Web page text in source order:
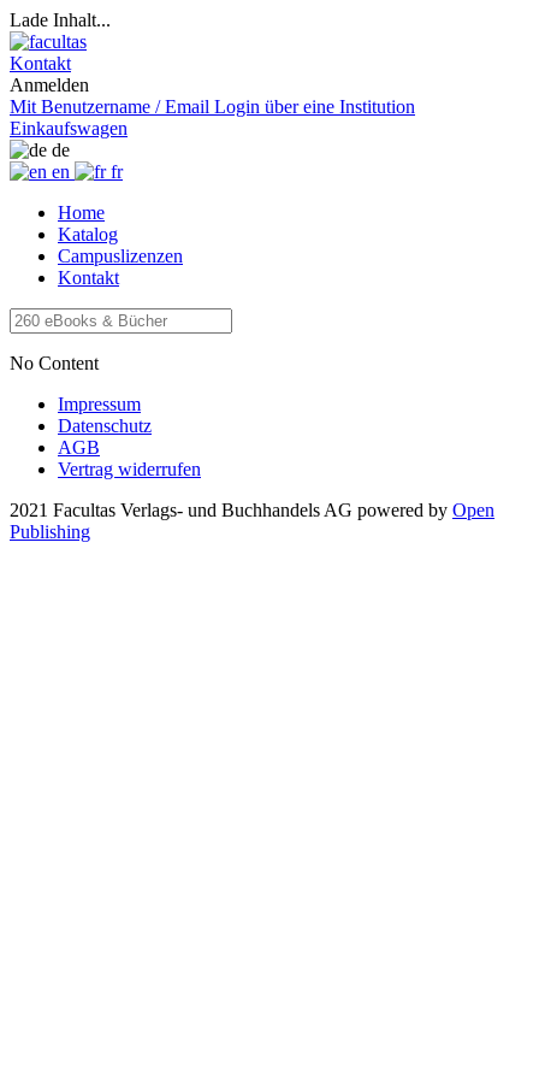
Lade Inhalt...
Kontakt
Anmelden
Mit Benutzername / Email Login über eine Institution
Einkaufswagen
de
en
fr
Home
Katalog
Campuslizenzen
Kontakt
No Content
Impressum
Datenschutz
AGB
Vertrag widerrufen
2021 Facultas Verlags- und Buchhandels AG powered by Open
Publishing